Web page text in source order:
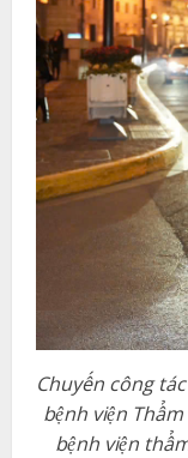
Chuyến công
bệnh viện
bệnh viện